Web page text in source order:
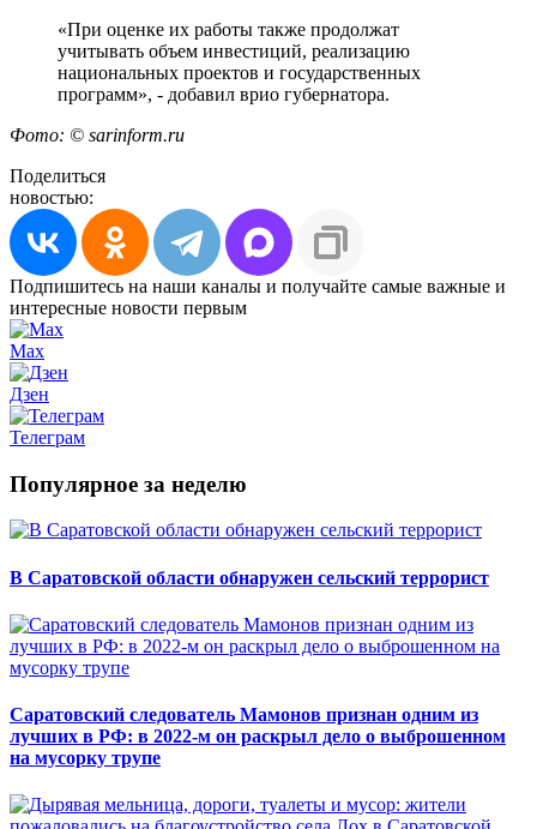
«При оценке их работы также продолжат
учитывать объем инвестиций, реализацию
национальных проектов и государственных
программ», - добавил врио губернатора.
Фото: © sarinform.ru
Поделиться
новостью:
Подпишитесь на наши каналы и получайте самые важные и
интересные новости первым
Max
Дзен
Телеграм
Популярное за неделю
В Саратовской области обнаружен сельский террорист
Саратовский следователь Мамонов признан одним из
лучших в РФ: в 2022-м он раскрыл дело о выброшенном
на мусорку трупе